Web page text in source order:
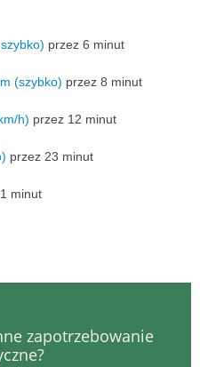
przez 6 minut
(szybko) przez 8 minut
h) przez 12 minut
przez 23 minut
minut
zapotrzebowanie